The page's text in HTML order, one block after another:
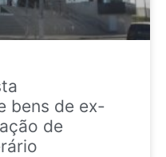
bens de ex-
de